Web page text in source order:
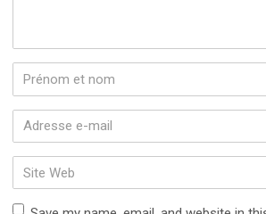
Prénom
et
nom*
Adresse
e-
mail
Site
Web